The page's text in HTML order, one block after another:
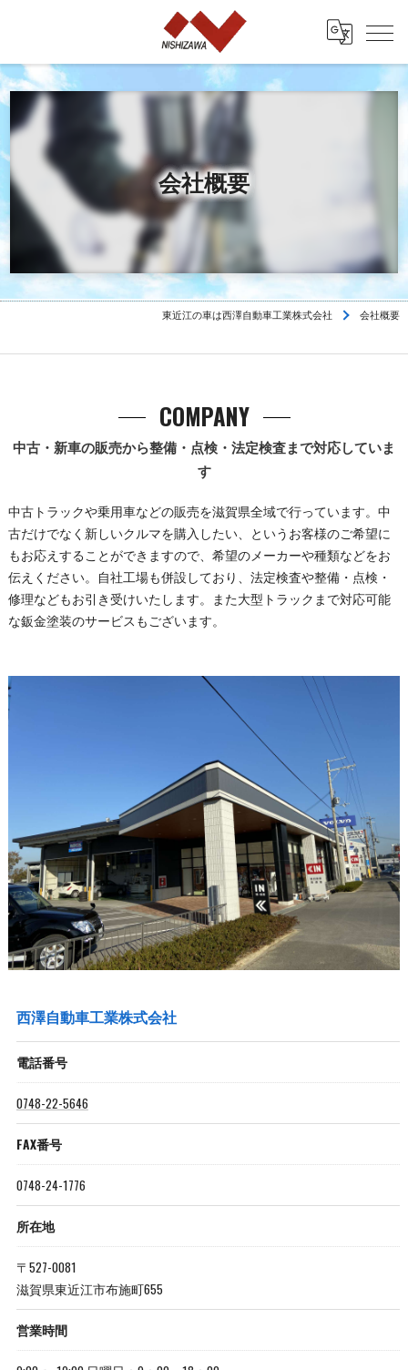
会社概要
東近江の車は西澤自動車工業株式会社 会社概要
中古・新車の販売から整備・点検・法定検査まで対応していま
す
COMPANY
中古トラックや乗用車などの販売を滋賀県全域で行っています。中
古だけでなく新しいクルマを購入したい、というお客様のご希望に
もお応えすることができますので、希望のメーカーや種類などをお
伝えください。自社工場も併設しており、法定検査や整備・点検・
修理などもお引き受けいたします。また大型トラックまで対応可能
な鈑金塗装のサービスもございます。
西澤自動車工業株式会社
電話番号
0748-22-5646
FAX番号
0748-24-1776
所在地
〒527-0081
滋賀県東近江市布施町655
営業時間